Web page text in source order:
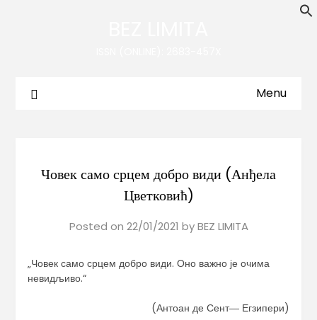
Menu
Човек само срцем добро види (Анђела
Цветковић)
Posted on 22/01/2021 byBEZ LIMITA
„Човек само срцем добро види. Оно важно је очима
невидљиво.“
(Антоан де Сент― Егзипери)